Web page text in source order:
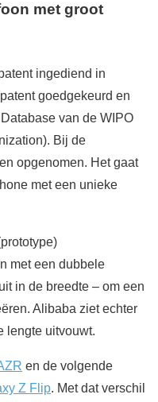
met groot
ingediend in
goedgekeurd en
van de WIPO
Bij de
opgenomen. Het gaat
met een unieke
met een dubbele
in de breedte – om een
Alibaba ziet echter
lengte uitvouwt.
en de volgende
Z Flip. Met dat verschil